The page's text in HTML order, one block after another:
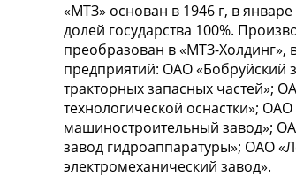
«МТЗ» основан в 1946 г, в
долей государства 100%.
преобразован в «МТЗ-
предприятий: ОАО «Бобруйский
тракторных запасных частей»;
технологической оснастки»;
машиностроительный завод»;
завод гидроаппаратуры»; ОАО
электромеханический завод».